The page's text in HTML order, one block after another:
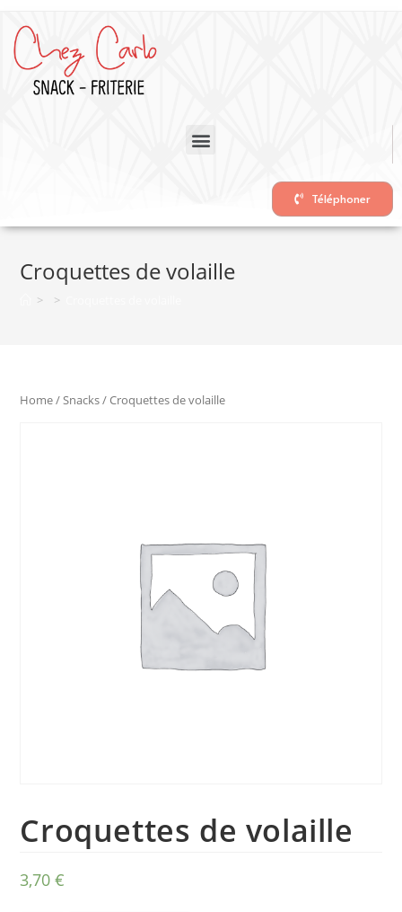
Téléphoner
Croquettes de volaille
> >
Home/Snacks/ Croquettes de volaille
Croquettes de volaille
3,70€